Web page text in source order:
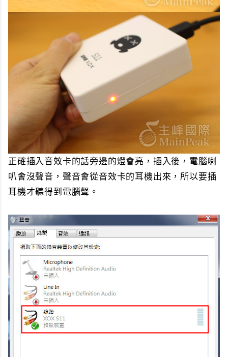
正確插入音效卡的話旁邊的燈會亮，插入後，電腦喇
叭會沒聲音，聲音會從音效卡的耳機出來，所以要插
耳機才聽得到電腦聲。